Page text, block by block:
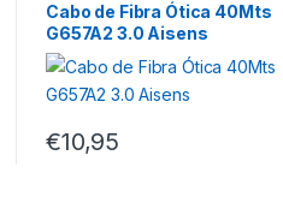
Cabo de Fibra Ótica 40Mts
G657A2 3.0 Aisens
€10,95